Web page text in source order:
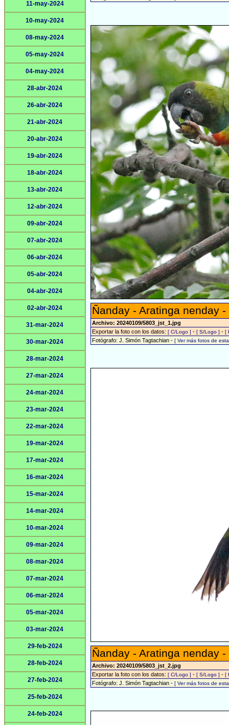
11-may-2024
10-may-2024
08-may-2024
05-may-2024
04-may-2024
28-abr-2024
26-abr-2024
21-abr-2024
20-abr-2024
19-abr-2024
18-abr-2024
13-abr-2024
12-abr-2024
09-abr-2024
07-abr-2024
06-abr-2024
05-abr-2024
04-abr-2024
02-abr-2024
31-mar-2024
30-mar-2024
28-mar-2024
27-mar-2024
24-mar-2024
23-mar-2024
22-mar-2024
19-mar-2024
17-mar-2024
16-mar-2024
15-mar-2024
14-mar-2024
10-mar-2024
09-mar-2024
08-mar-2024
07-mar-2024
06-mar-2024
05-mar-2024
03-mar-2024
29-feb-2024
28-feb-2024
27-feb-2024
25-feb-2024
24-feb-2024
Ñanday - Aratinga nenday -
Archivo: 20240109/5803_jst_1.jpg
Exportar la foto con los datos: [ C/Logo ] - [ S/Logo ] - [
Fotógrafo: J. Simón Tagtachian - [ Ver más fotos de
Ñanday - Aratinga nenday -
Archivo: 20240109/5803_jst_2.jpg
Exportar la foto con los datos: [ C/Logo ] - [ S/Logo ] - [
Fotógrafo: J. Simón Tagtachian - [ Ver más fotos de